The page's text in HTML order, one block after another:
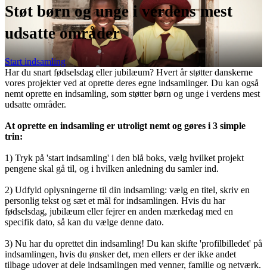
Støt børn og unge i verdens mest
udsatte områder
Start indsamling
Har du snart fødselsdag eller jubilæum? Hvert år støtter danskerne
vores projekter ved at oprette deres egne indsamlinger. Du kan også
nemt oprette en indsamling, som støtter børn og unge i verdens mest
udsatte områder.
At oprette en indsamling er utroligt nemt og gøres i 3 simple
trin:
1) Tryk på 'start indsamling' i den blå boks, vælg hvilket projekt
pengene skal gå til, og i hvilken anledning du samler ind.
2) Udfyld oplysningerne til din indsamling: vælg en titel, skriv en
personlig tekst og sæt et mål for indsamlingen. Hvis du har
fødselsdag, jubilæum eller fejrer en anden mærkedag med en
specifik dato, så kan du vælge denne dato.
3) Nu har du oprettet din indsamling! Du kan skifte 'profilbilledet' på
indsamlingen, hvis du ønsker det, men ellers er der ikke andet
tilbage udover at dele indsamlingen med venner, familie og netværk.